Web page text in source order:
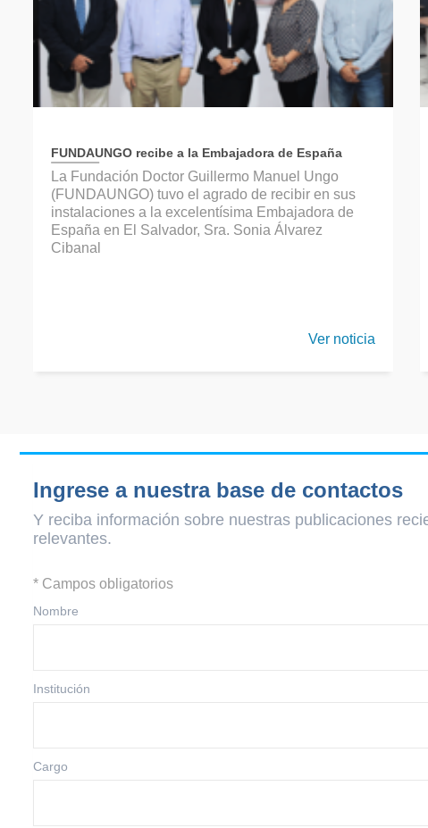
FUNDAUNGO recibe a la Embajadora de España
La Fundación Doctor Guillermo Manuel Ungo
(FUNDAUNGO) tuvo el agrado de recibir en sus
instalaciones a la excelentísima Embajadora de
España en El Salvador, Sra. Sonia Álvarez
Cibanal
Ver noticia
Ingrese a nuestra base de contactos
Y reciba información sobre nuestras publicaciones
relevantes.
* Campos obligatorios
Nombre
Institución
Cargo